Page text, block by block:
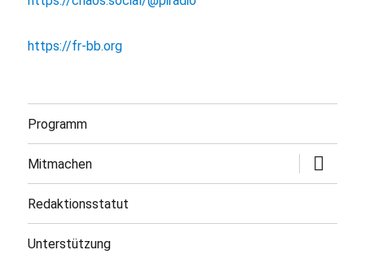
https://fr-bb.org
Programm
Mitmachen
öffnen
Redaktionsstatut
Unterstützung